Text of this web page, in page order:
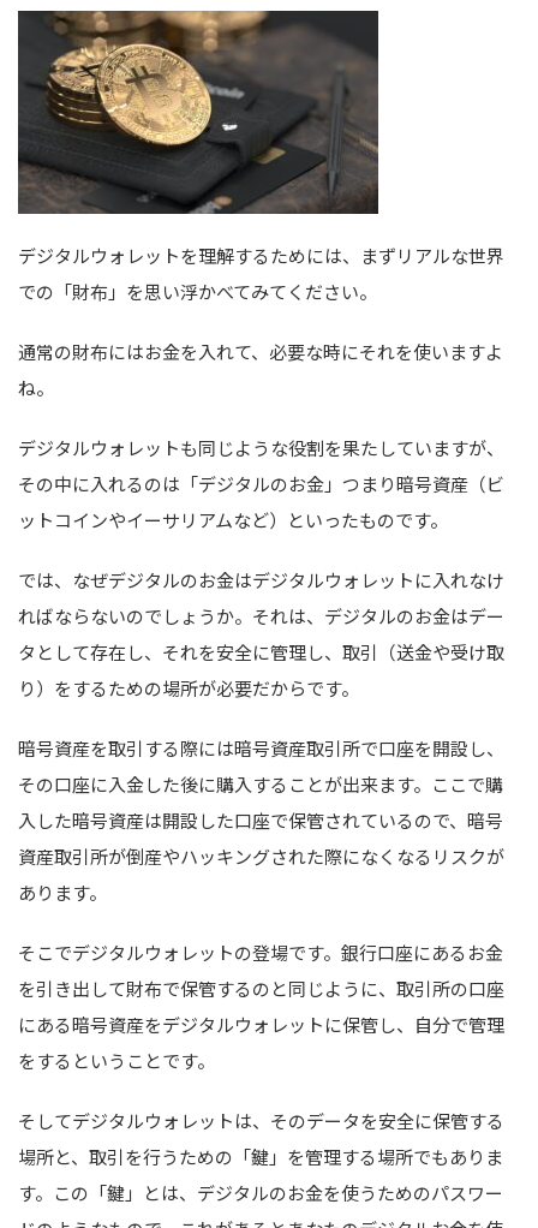
デジタルウォレットを理解するためには、まずリアルな世界
での「財布」を思い浮かべてみてください。
通常の財布にはお金を入れて、必要な時にそれを使いますよ
ね。
デジタルウォレットも同じような役割を果たしていますが、
その中に入れるのは「デジタルのお金」つまり暗号資産（ビ
ットコインやイーサリアムなど）といったものです。
では、なぜデジタルのお金はデジタルウォレットに入れなけ
ればならないのでしょうか。それは、デジタルのお金はデー
タとして存在し、それを安全に管理し、取引（送金や受け取
り）をするための場所が必要だからです。
暗号資産を取引する際には暗号資産取引所で口座を開設し、
その口座に入金した後に購入することが出来ます。ここで購
入した暗号資産は開設した口座で保管されているので、暗号
資産取引所が倒産やハッキングされた際になくなるリスクが
あります。
そこでデジタルウォレットの登場です。銀行口座にあるお金
を引き出して財布で保管するのと同じように、取引所の口座
にある暗号資産をデジタルウォレットに保管し、自分で管理
をするということです。
そしてデジタルウォレットは、そのデータを安全に保管する
場所と、取引を行うための「鍵」を管理する場所でもありま
す。この「鍵」とは、デジタルのお金を使うためのパスワー